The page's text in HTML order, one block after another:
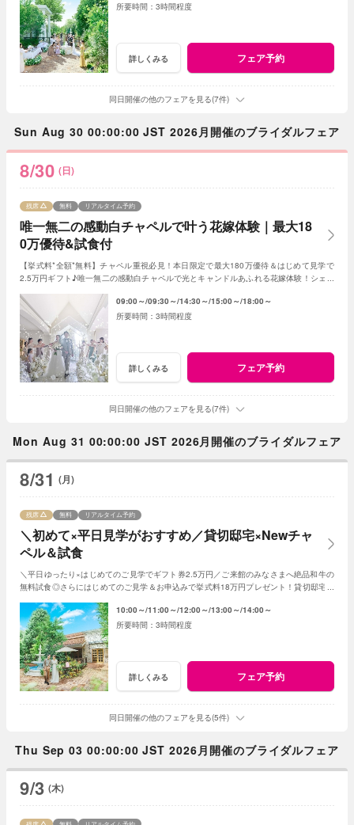
3時間程度
詳しくみる フェア予約
同日開催の他のフェアを見る(7件)
Sun Aug 30 00:00:00 JST 2026月開催のブライダルフェア
8/30 (日)
唯一無二の感動白チャペルで叶う花嫁体験｜最大18
0万優待&試食付
残席 無料 リアルタイム予約
【挙式料*全額*無料】チャペル重視必見！本日限定で最大180万優待＆はじめて見学で
2.5万円ギフト♪唯一無二の感動白チャペルで光とキャンドルあふれる花嫁体験！シェフ
09:00～ 09:30～ 14:30～ 15:00～ 18:00～
3時間程度
詳しくみる フェア予約
同日開催の他のフェアを見る(7件)
Mon Aug 31 00:00:00 JST 2026月開催のブライダルフェア
8/31 (月)
＼初めて×平日見学がおすすめ／貸切邸宅×Newチャ
ペル＆試食
残席 無料 リアルタイム予約
＼平日ゆったり×はじめてのご見学でギフト券2.5万円／ご来館のみなさまへ絶品和牛の
無料試食◎さらにはじめてのご見学＆お申込みで挙式料18万円プレゼント！貸切邸宅で
10:00～ 11:00～ 12:00～ 13:00～ 14:00～
3時間程度
詳しくみる フェア予約
同日開催の他のフェアを見る(5件)
Thu Sep 03 00:00:00 JST 2026月開催のブライダルフェア
9/3 (木)